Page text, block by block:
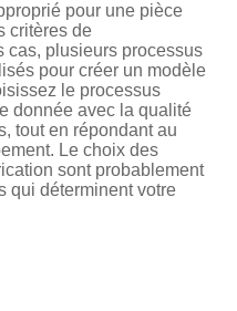
pour une pièce
critères de
cas, plusieurs processus
pour créer un modèle
le processus
donnée avec la qualité
tout en répondant au
Le choix des
sont probablement
qui déterminent votre